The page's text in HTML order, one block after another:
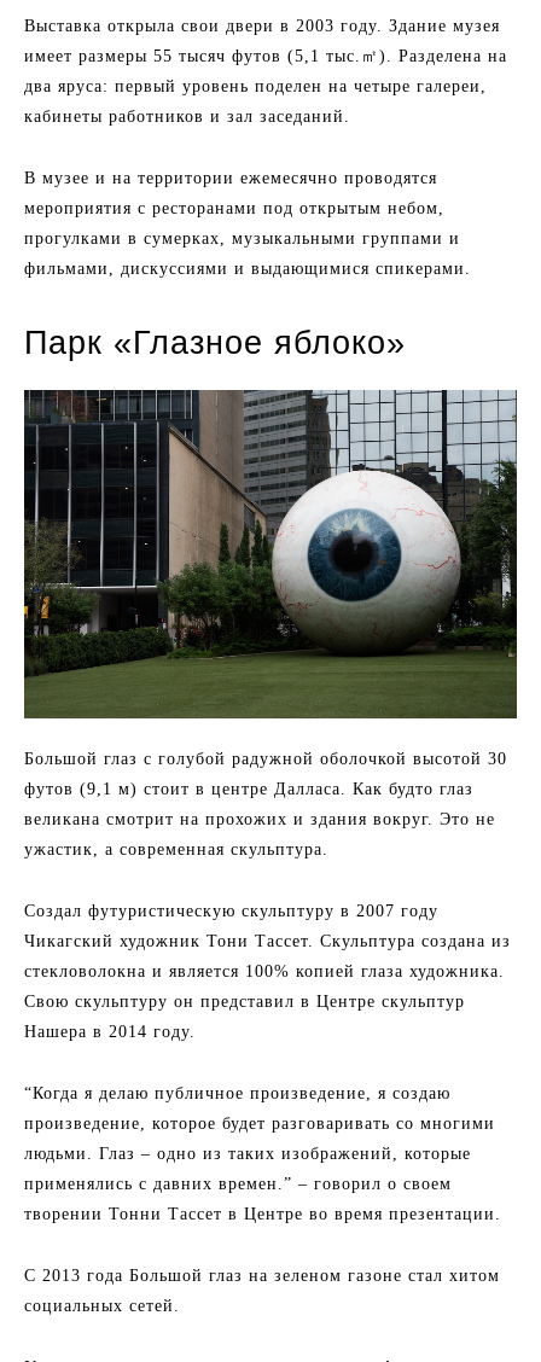
Выставка открыла свои двери в 2003 году. Здание музея
имеет размеры 55 тысяч футов (5,1 тыс.㎡). Разделена на
два яруса: первый уровень поделен на четыре галереи,
кабинеты работников и зал заседаний.
В музее и на территории ежемесячно проводятся
мероприятия с ресторанами под открытым небом,
прогулками в сумерках, музыкальными группами и
фильмами, дискуссиями и выдающимися спикерами.
Парк «Глазное яблоко»
Большой глаз с голубой радужной оболочкой высотой 30
футов (9,1 м) стоит в центре Далласа. Как будто глаз
великана смотрит на прохожих и здания вокруг. Это не
ужастик, а современная скульптура.
Создал футуристическую скульптуру в 2007 году
Чикагский художник Тони Тассет. Скульптура создана из
стекловолокна и является 100% копией глаза художника.
Свою скульптуру он представил в Центре скульптур
Нашера в 2014 году.
“Когда я делаю публичное произведение, я создаю
произведение, которое будет разговаривать со многими
людьми. Глаз – одно из таких изображений, которые
применялись с давних времен.” – говорил о своем
творении Тонни Тассет в Центре во время презентации.
С 2013 года Большой глаз на зеленом газоне стал хитом
социальных сетей.